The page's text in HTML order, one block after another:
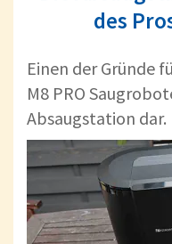
des
Einen der Gründe
M8 PRO
Absaugstation dar.